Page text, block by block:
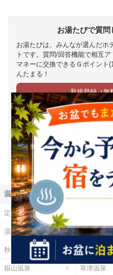
お湯たびで質問
お湯たびは、みんなが選んだホ
トです。質問/回答機能で相互
マネーに交換できるＧポイント
んたまる！
新規登録（無
※1Ｇ＝1円相当は、Ｇポイント
交換時には、原則として交換手
ートナーを除く）また、交換レ
とに設定されているため、実質
下回らない場合もございます）
ージをご確認ください。
温泉地から探す
定山渓温泉
湯の川温泉（北海道） 乳頭温泉
秋保温泉 東山温泉
銀山温泉 草津温泉